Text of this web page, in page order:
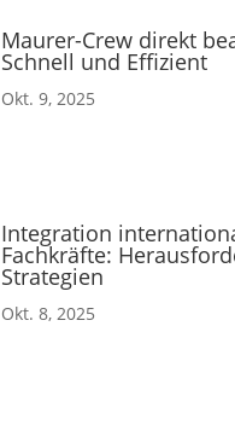
Maurer-Crew direkt
Schnell und Effizient
Okt. 9, 2025
Integration
Fachkräfte:
Strategien
Okt. 8, 2025